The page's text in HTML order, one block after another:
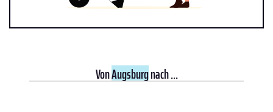
VonAugsburgnach ...